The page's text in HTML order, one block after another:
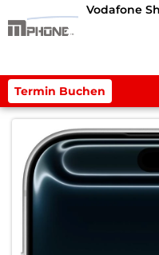
Vodafone
Termin Buchen